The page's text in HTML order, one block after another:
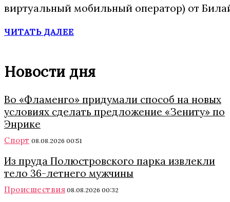
виртуальный мобильный оператор) от
ЧИТАТЬ ДАЛЕЕ
Новости дня
Во «Фламенго» придумали способ на новых
условиях сделать предложение «Зениту» по
Энрике
Спорт 08.08.2026 00:51
Из пруда Полюстровского парка извлекли
тело 36-летнего мужчины
Происшествия 08.08.2026 00:32